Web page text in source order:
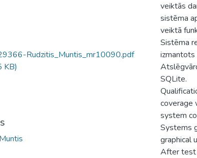
Rudzitis_Muntis_mr10090.pdf
KB)
veiktās
sistēma
veiktā
Sistēma
izmantots
SQLite.
coverage
system
Systems
graphical
After test